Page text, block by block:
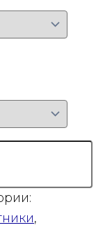
,